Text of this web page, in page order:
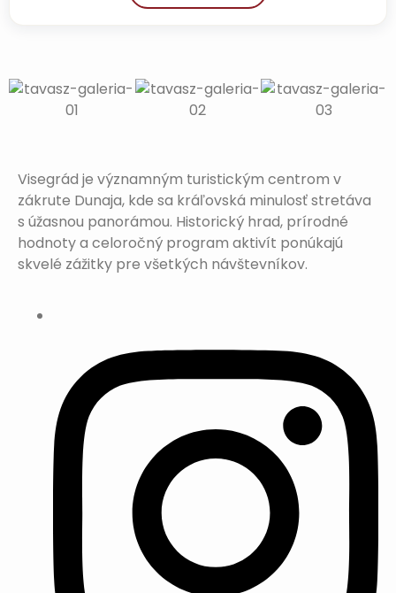
Visegrád je významným turistickým centrom v
zákrute Dunaja, kde sa kráľovská minulosť stretáva
s úžasnou panorámou. Historický hrad, prírodné
hodnoty a celoročný program aktivít ponúkajú
skvelé zážitky pre všetkých návštevníkov.